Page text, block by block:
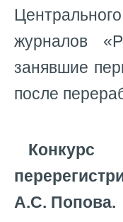
журналов
занявшие
после
А.С. Попова.